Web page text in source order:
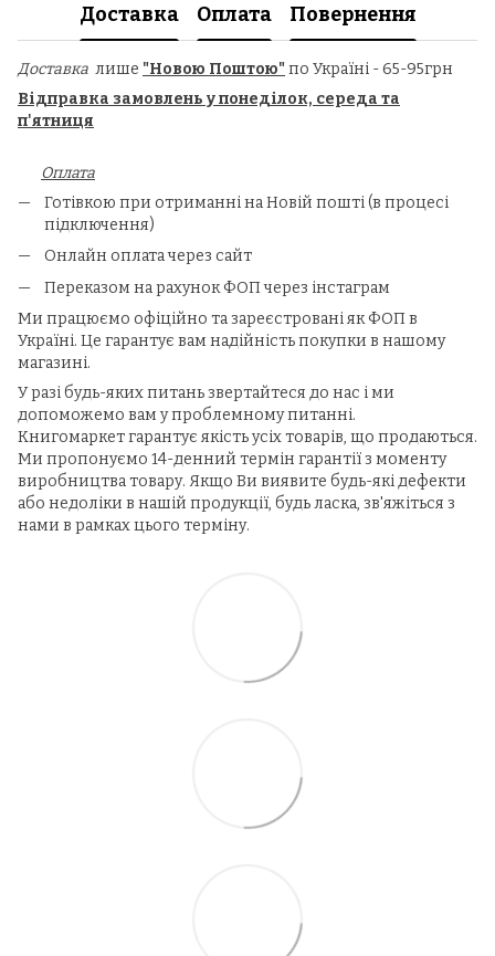
Доставка Оплата Повернення
Доставка лише "Новою Поштою"по Україні - 65-95грн
Відправка замовлень у понеділок, середа та
п'ятниця
Оплата
Готівкою при отриманні на Новій пошті (в процесі
підключення)
Онлайн оплата через сайт
Переказом на рахунок ФОП через інстаграм
Ми працюємо офіційно та зареєстровані як ФОП в
Україні. Це гарантує вам надійність покупки в нашому
магазині.
У разі будь-яких питань звертайтеся до нас і ми
допоможемо вам у проблемному питанні.
Книгомаркет гарантує якість усіх товарів, що продаються.
Ми пропонуємо 14-денний термін гарантії з моменту
виробництва товару. Якщо Ви виявите будь-які дефекти
або недоліки в нашій продукції, будь ласка, зв'яжіться з
нами в рамках цього терміну.